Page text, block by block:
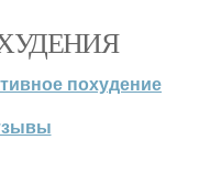
похудение